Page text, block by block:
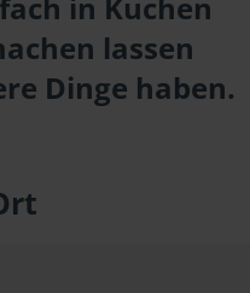
lassen
Dinge haben.